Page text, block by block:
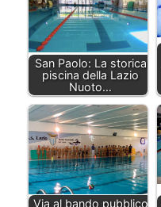
San Paolo: La storica
piscina della Lazio
Nuoto…
Via al bando pubblico